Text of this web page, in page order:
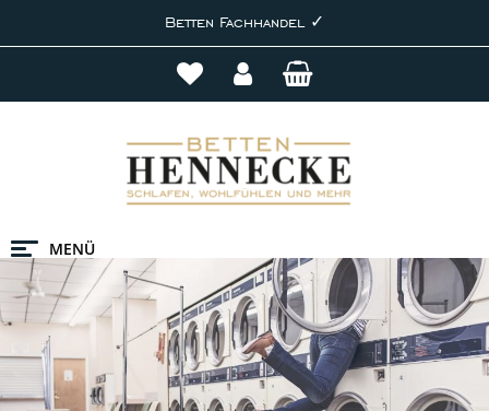
Betten Fachhandel ✓
MENÜ